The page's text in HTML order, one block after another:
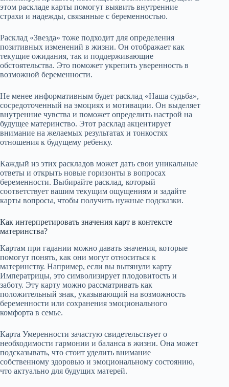
этом раскладе карты помогут выявить внутренние
страхи и надежды, связанные с беременностью.
Расклад «Звезда» тоже подходит для определения
позитивных изменений в жизни. Он отображает как
текущие ожидания, так и поддерживающие
обстоятельства. Это поможет укрепить уверенность в
возможной беременности.
Не менее информативным будет расклад «Наша судьба»,
сосредоточенный на эмоциях и мотивации. Он выделяет
внутренние чувства и поможет определить настрой на
будущее материнство. Этот расклад акцентирует
внимание на желаемых результатах и тонкостях
отношения к будущему ребенку.
Каждый из этих раскладов может дать свои уникальные
ответы и открыть новые горизонты в вопросах
беременности. Выбирайте расклад, который
соответствует вашим текущим ощущениям и задайте
карты вопросы, чтобы получить нужные подсказки.
Как интерпретировать значения карт в контексте
материнства?
Картам при гадании можно давать значения, которые
помогут понять, как они могут относиться к
материнству. Например, если вы вытянули карту
Императрицы, это символизирует плодовитость и
заботу. Эту карту можно рассматривать как
положительный знак, указывающий на возможность
беременности или сохранения эмоционального
комфорта в семье.
Карта Умеренности зачастую свидетельствует о
необходимости гармонии и баланса в жизни. Она может
подсказывать, что стоит уделить внимание
собственному здоровью и эмоциональному состоянию,
что актуально для будущих матерей.